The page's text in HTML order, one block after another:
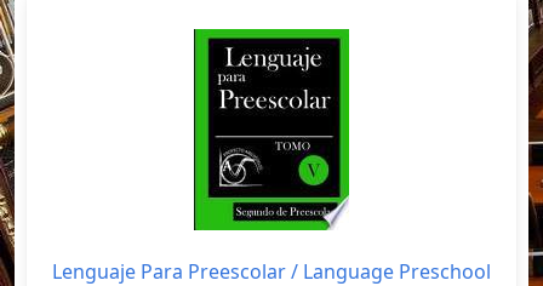
Lenguaje Para Preescolar / Language Preschool